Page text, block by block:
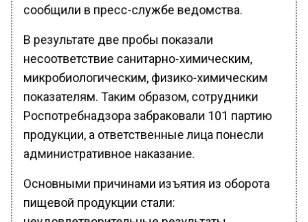
сообщили в пресс-службе ведомства.
В результате две пробы показали
несоответствие санитарно-химическим,
микробиологическим, физико-химическим
показателям. Таким образом, сотрудники
Роспотребнадзора забраковали 101 партию
продукции, а ответственные лица понесли
административное наказание.
Основными причинами изъятия из оборота
пищевой продукции стали: